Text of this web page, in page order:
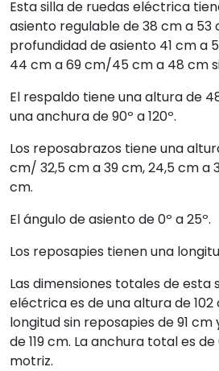
Esta silla de ruedas eléctrica
asiento regulable de 38 cm a 53
profundidad de asiento 41 cm a
44 cm a 69 cm/45 cm a 48 cm
El respaldo tiene una altura de
una anchura de 90º a 120º.
Los reposabrazos tiene una
cm/ 32,5 cm a 39 cm, 24,5 cm a
cm.
El ángulo de asiento de 0º a 25º.
Los reposapies tienen una
Las dimensiones totales de esta
eléctrica es de una altura de 102
longitud sin reposapies de 91
de 119 cm. La anchura total es
motriz.